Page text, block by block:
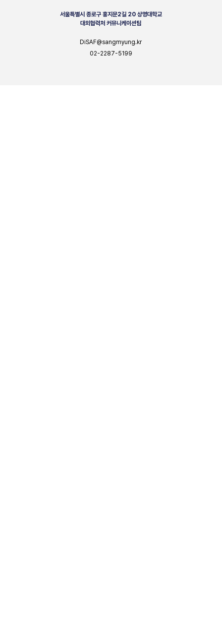
서울특별시 종로구 홍지문2길 20 상명대학교
대외협력처 커뮤니케이션팀
DiSAF@sangmyung.kr
02-2287-5199